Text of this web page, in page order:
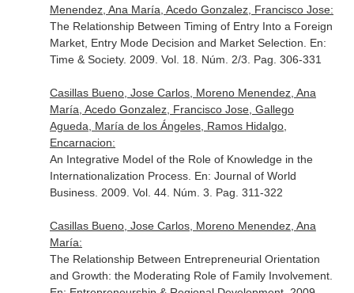
Menendez, Ana María, Acedo Gonzalez, Francisco Jose:
The Relationship Between Timing of Entry Into a Foreign
Market, Entry Mode Decision and Market Selection. En:
Time & Society. 2009. Vol. 18. Núm. 2/3. Pag. 306-331
Casillas Bueno, Jose Carlos, Moreno Menendez, Ana
María, Acedo Gonzalez, Francisco Jose, Gallego
Agueda, María de los Ángeles, Ramos Hidalgo,
Encarnacion:
An Integrative Model of the Role of Knowledge in the
Internationalization Process. En: Journal of World
Business. 2009. Vol. 44. Núm. 3. Pag. 311-322
Casillas Bueno, Jose Carlos, Moreno Menendez, Ana
María:
The Relationship Between Entrepreneurial Orientation
and Growth: the Moderating Role of Family Involvement.